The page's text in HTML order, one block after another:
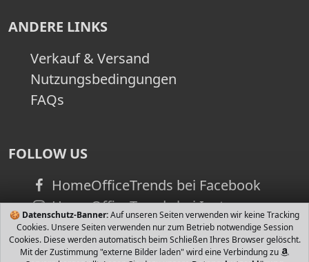
🍪 Datenschutz-Banner:Auf unseren Seiten verwenden wir keine Tracking
Cookies. Unsere Seiten verwenden nur zum Betrieb notwendige Session
Cookies. Diese werden automatisch beim Schließen Ihres Browser gelöscht.
Mit der Zustimmung "externe Bilder laden" wird eine Verbindung zu
ANDERE LINKS
Verkauf & Versand
Nutzungsbedingungen
FAQs
FOLLOW US
HomeOfficeTrends bei Facebook
HomeOfficeTrends bei Instagram